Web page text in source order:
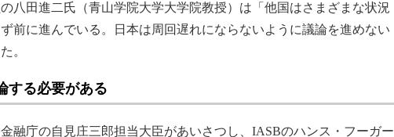
八田進二氏（青山学院大学大学院教授）は「他国はさまざまな状況
前に進んでいる。日本は周回遅れにならないように議論を進めない
。
する必要がある
融庁の自見庄三郎担当大臣があいさつし、IASBのハンス・フーガー